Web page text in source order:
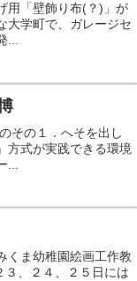
用「壁飾り布(？)」が
大学町で、ガレージセ
...
その１．へそを出し
方式が実践できる環境
くま幼稚園絵画工作教
、２４、２５日には